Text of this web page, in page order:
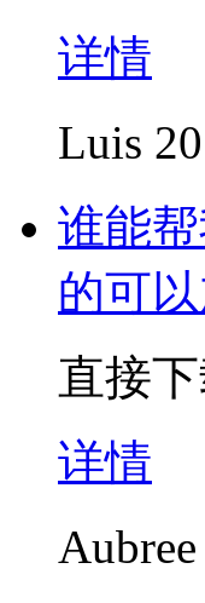
详情
Luis
谁能
的可
直接
详情
Aubree